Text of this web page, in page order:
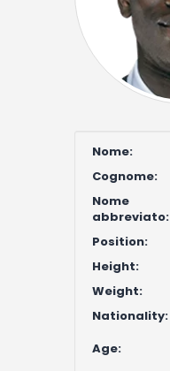
Nome:
Cognome:
Nome
abbreviato:
Position:
Height:
Weight:
Nationality:
Age: